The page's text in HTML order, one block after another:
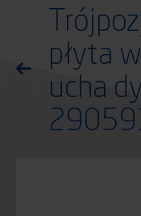
Powróć do listy
płyta
ucha